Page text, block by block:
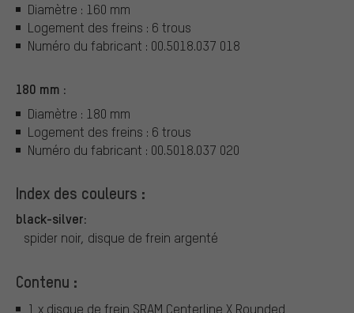
Diamètre : 160 mm
Logement des freins : 6 trous
Numéro du fabricant : 00.5018.037 018
180 mm :
Diamètre : 180 mm
Logement des freins : 6 trous
Numéro du fabricant : 00.5018.037 020
Index des couleurs :
black-silver:
spider noir, disque de frein argenté
Contenu :
1 x disque de frein SRAM Centerline X Rounded